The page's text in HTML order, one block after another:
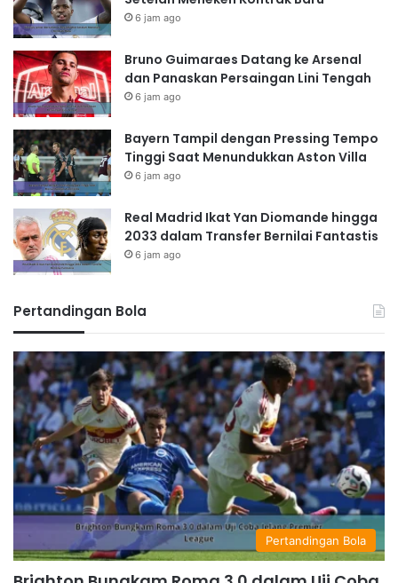
6 jam ago
Bruno Guimaraes Datang ke Arsenal
dan Panaskan Persaingan Lini Tengah
6 jam ago
Bayern Tampil dengan Pressing Tempo
Tinggi Saat Menundukkan Aston Villa
6 jam ago
Real Madrid Ikat Yan Diomande hingga
2033 dalam Transfer Bernilai Fantastis
6 jam ago
Pertandingan Bola
Pertandingan Bola